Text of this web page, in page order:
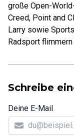
große Open-
Creed, Point and
Larry sowie
Radsport
Schreibe
Deine E-Mail